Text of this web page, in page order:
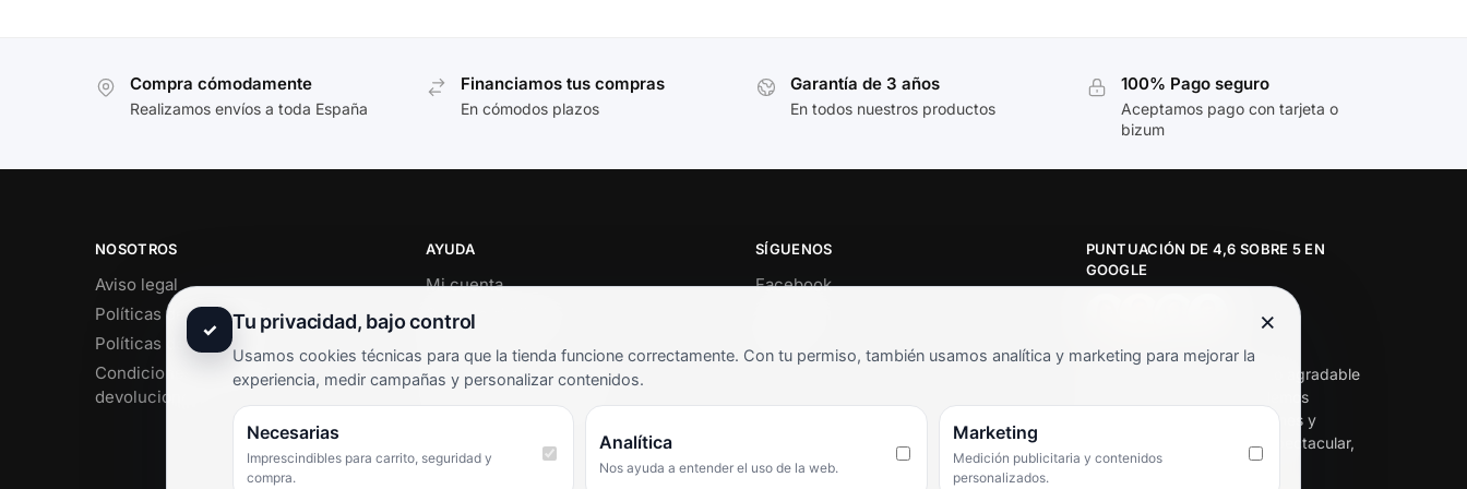
Compra cómodamente
Realizamos envíos a toda España
Financiamos tus compras
En cómodos plazos
Garantía de 3 años
En todos nuestros productos
100% Pago seguro
Aceptamos pago con tarjeta o
bizum
NOSOTROS
Aviso legal
Políticas de privacidad
Políticas de cookies
Condiciones de envío y
devoluciones
AYUDA
Mi cuenta
Soporte al cliente
Términos y condiciones
Preguntas frecuentes
SÍGUENOS
Facebook
PUNTUACIÓN DE 4,6 SOBRE 5 EN
GOOGLE
★★★★★
«Servicio de calidad y trato agradable
con precios excelentes. Hemos
comprado en varias ocasiones y
siempre dan respuesta. Espectacular,
servicio de 10.»
✓ Tu privacidad, bajo control ×
Usamos cookies técnicas para que la tienda funcione correctamente. Con tu permiso, también usamos analítica y marketing para mejorar la
experiencia, medir campañas y personalizar contenidos.
Necesarias
Imprescindibles para carrito, seguridad y
compra.
Analítica
Nos ayuda a entender el uso de la web.
Marketing
Medición publicitaria y contenidos
personalizados.